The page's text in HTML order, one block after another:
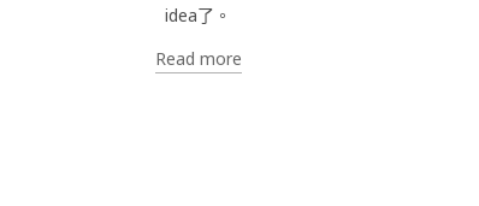
idea了。
Read more